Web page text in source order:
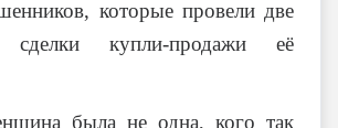
которые провели две
сделки купли-продажи её
была не одна, кого так